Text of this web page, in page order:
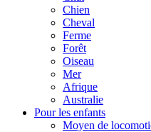
Chien
Cheval
Ferme
Forêt
Oiseau
Mer
Afrique
Australie
Pour les enfants
Moyen de